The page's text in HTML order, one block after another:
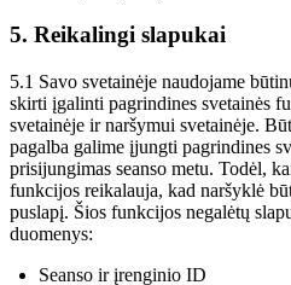
5. Reikalingi slapukai
5.1 Savo svetainėje naudojame
skirti įgalinti pagrindines svetainės
svetainėje ir naršymui svetainėje.
pagalba galime įjungti pagrindines
prisijungimas seanso metu. Todėl,
funkcijos reikalauja, kad naršyklė
puslapį. Šios funkcijos negalėtų
duomenys:
Seanso ir įrenginio ID